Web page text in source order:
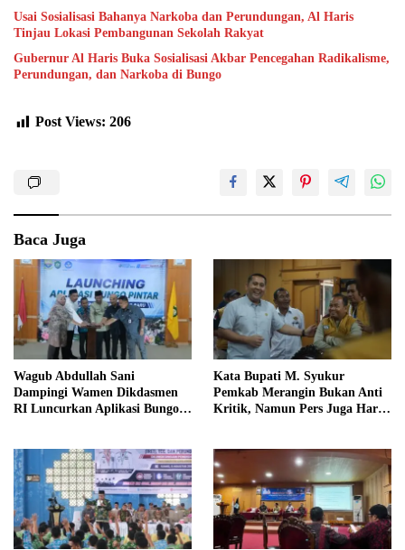
Usai Sosialisasi Bahanya Narkoba dan Perundungan, Al Haris
Tinjau Lokasi Pembangunan Sekolah Rakyat
Gubernur Al Haris Buka Sosialisasi Akbar Pencegahan Radikalisme,
Perundungan, dan Narkoba di Bungo
Post Views: 206
Baca Juga
Wagub Abdullah Sani
Dampingi Wamen Dikdasmen
RI Luncurkan Aplikasi Bungo
Kata Bupati M. Syukur
Pemkab Merangin Bukan Anti
Kritik, Namun Pers Juga Harus